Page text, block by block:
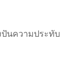
นความประทับ